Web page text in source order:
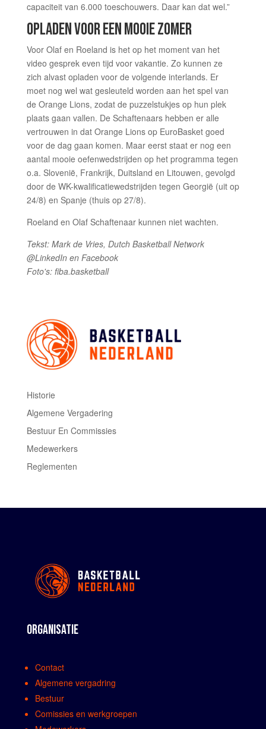
capaciteit van 6.000 toeschouwers. Daar kan dat wel.”
OPLADEN VOOR EEN MOOIE ZOMER
Voor Olaf en Roeland is het op het moment van het
video gesprek even tijd voor vakantie. Zo kunnen ze
zich alvast opladen voor de volgende interlands. Er
moet nog wel wat gesleuteld worden aan het spel van
de Orange Lions, zodat de puzzelstukjes op hun plek
plaats gaan vallen. De Schaftenaars hebben er alle
vertrouwen in dat Orange Lions op EuroBasket goed
voor de dag gaan komen. Maar eerst staat er nog een
aantal mooie oefenwedstrijden op het programma tegen
o.a. Slovenië, Frankrijk, Duitsland en Litouwen, gevolgd
door de WK-kwalificatiewedstrijden tegen Georgië (uit op
24/8) en Spanje (thuis op 27/8).
Roeland en Olaf Schaftenaar kunnen niet wachten.
Tekst: Mark de Vries, Dutch Basketball Network
@LinkedIn en Facebook
Foto's: fiba.basketball
Historie
Algemene Vergadering
Bestuur En Commissies
Medewerkers
Reglementen
ORGANISATIE
Contact
Algemene vergadring
Bestuur
Comissies en werkgroepen